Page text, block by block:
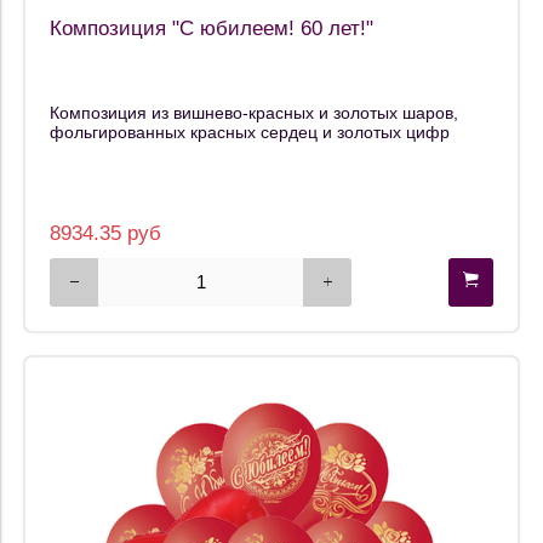
Композиция "С юбилеем! 60 лет!"
Композиция из вишнево-красных и золотых шаров,
фольгированных красных сердец и золотых цифр
8934.35 руб